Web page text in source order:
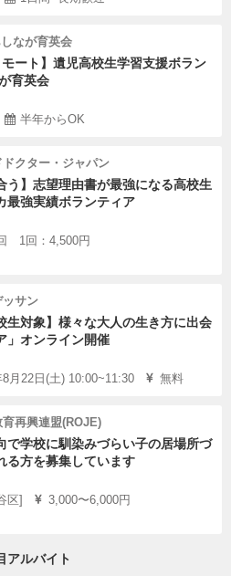
なが育英会
モート】遺児高校生学習支援ボラン
育英会
半年からOK
クター・ジャパン
う】志望理由書が最強になる高校生
最強実績ボランティア
1回：4,500円
ッサン
生対象】様々な大人の生き方に出会
」オンライン開催
8月22日(土) 10:00~11:30 無料
再興連盟(ROJE)
で学校に馴染みづらい子の居場所づ
る方を募集しています
区]
3,000〜6,000円
アルバイト